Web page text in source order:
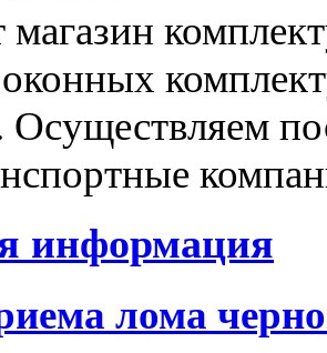
магазин
Осуществляем
информация
лома